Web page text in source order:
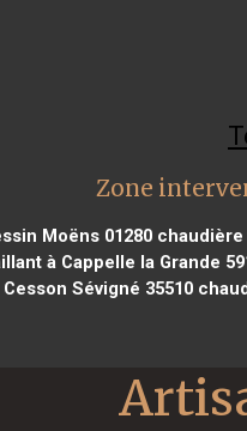
Zone
Moëns 01280chaudière
à Cappelle la Grande
Sévigné 35510